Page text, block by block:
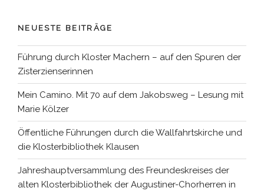
NEUESTE BEITRÄGE
Führung durch Kloster Machern – auf den Spuren der
Zisterzienserinnen
Mein Camino. Mit 70 auf dem Jakobsweg – Lesung mit
Marie Kölzer
Öffentliche Führungen durch die Wallfahrtskirche und
die Klosterbibliothek Klausen
Jahreshauptversammlung des Freundeskreises der
alten Klosterbibliothek der Augustiner-Chorherren in